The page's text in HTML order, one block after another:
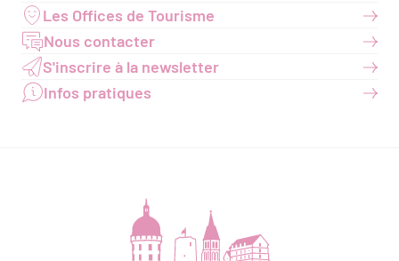
Les Offices de Tourisme
Nous contacter
S'inscrire à la newsletter
Infos pratiques